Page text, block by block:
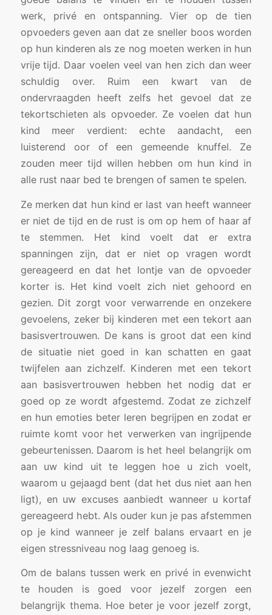
werk, privé en ontspanning. Vier op de tien
opvoeders geven aan dat ze sneller boos worden
op hun kinderen als ze nog moeten werken in hun
vrije tijd. Daar voelen veel van hen zich dan weer
schuldig over. Ruim een kwart van de
ondervraagden heeft zelfs het gevoel dat ze
tekortschieten als opvoeder. Ze voelen dat hun
kind meer verdient: echte aandacht, een
luisterend oor of een gemeende knuffel. Ze
zouden meer tijd willen hebben om hun kind in
alle rust naar bed te brengen of samen te spelen.
Ze merken dat hun kind er last van heeft wanneer
er niet de tijd en de rust is om op hem of haar af
te stemmen. Het kind voelt dat er extra
spanningen zijn, dat er niet op vragen wordt
gereageerd en dat het lontje van de opvoeder
korter is. Het kind voelt zich niet gehoord en
gezien. Dit zorgt voor verwarrende en onzekere
gevoelens, zeker bij kinderen met een tekort aan
basisvertrouwen. De kans is groot dat een kind
de situatie niet goed in kan schatten en gaat
twijfelen aan zichzelf. Kinderen met een tekort
aan basisvertrouwen hebben het nodig dat er
goed op ze wordt afgestemd. Zodat ze zichzelf
en hun emoties beter leren begrijpen en zodat er
ruimte komt voor het verwerken van ingrijpende
gebeurtenissen. Daarom is het heel belangrijk om
aan uw kind uit te leggen hoe u zich voelt,
waarom u gejaagd bent (dat het dus niet aan hen
ligt), en uw excuses aanbiedt wanneer u kortaf
gereageerd hebt. Als ouder kun je pas afstemmen
op je kind wanneer je zelf balans ervaart en je
eigen stressniveau nog laag genoeg is.
Om de balans tussen werk en privé in evenwicht
te houden is goed voor jezelf zorgen een
belangrijk thema. Hoe beter je voor jezelf zorgt,